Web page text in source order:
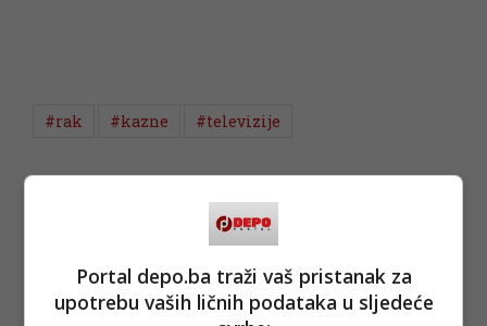
#rak #kazne #televizije
Portal depo.ba traži vaš pristanak za
upotrebu vaših ličnih podataka u sljedeće